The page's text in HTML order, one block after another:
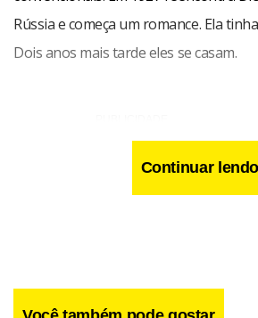
Rússia e começa um romance. Ela
Dois anos mais tarde eles se casam.
Continuar lendo